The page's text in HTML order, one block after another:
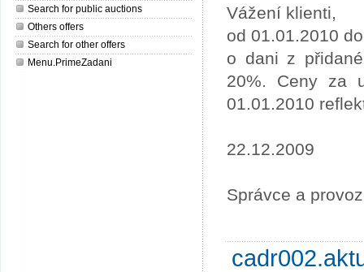
Search for public auctions
Others offers
Search for other offers
Menu.PrimeZadani
Vážení klienti,
od 01.01.2010
o dani z
20%. Ceny za
01.01.2010
22.12.2009
Správce a